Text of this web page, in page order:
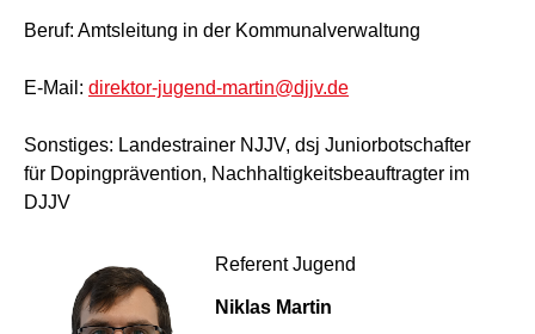
Beruf: Amtsleitung in der Kommunalverwaltung
E-Mail: direktor-jugend-martin@djjv.de
Sonstiges: Landestrainer NJJV, dsj Juniorbotschafter
für Dopingprävention, Nachhaltigkeitsbeauftragter im
DJJV
Referent Jugend
Niklas Martin